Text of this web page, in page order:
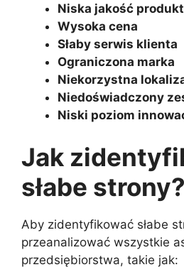
Niska jakość
Wysoka cena
Słaby serwis klienta
Ograniczona marka
Niekorzystna
Niedoświadczony
Niski poziom
Jak
słabe strony?
Aby zidentyfikować słabe
przeanalizować wszystkie
przedsiębiorstwa, takie jak: